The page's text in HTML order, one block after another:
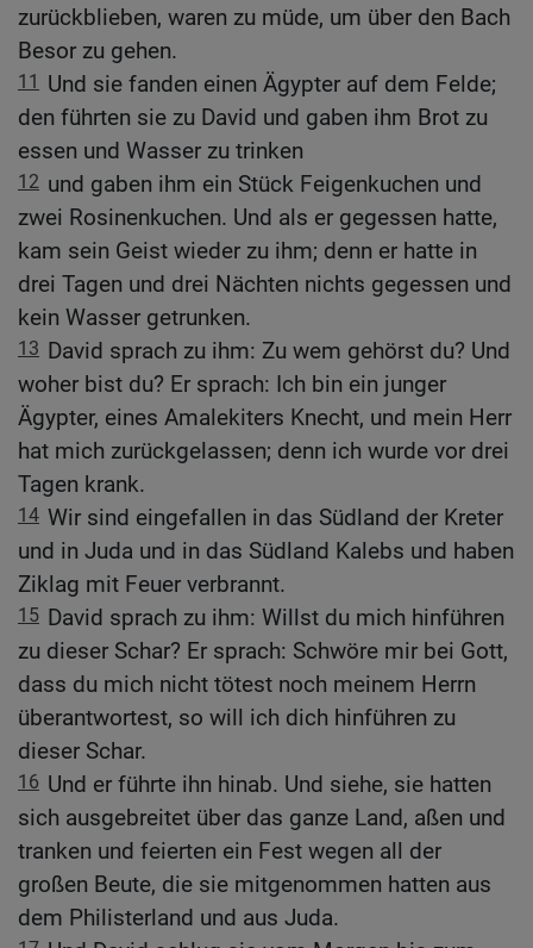
zurückblieben, waren zu müde, um über den Bach
Besor zu gehen.
11
Und sie fanden einen Ägypter auf dem Felde;
den führten sie zu David und gaben ihm Brot zu
essen und Wasser zu trinken
12 und gaben ihm ein Stück Feigenkuchen und
zwei Rosinenkuchen. Und als er gegessen hatte,
kam sein Geist wieder zu ihm; denn er hatte in
drei Tagen und drei Nächten nichts gegessen und
kein Wasser getrunken.
13 David sprach zu ihm: Zu wem gehörst du? Und
woher bist du? Er sprach: Ich bin ein junger
Ägypter, eines Amalekiters Knecht, und mein Herr
hat mich zurückgelassen; denn ich wurde vor drei
Tagen krank.
14 Wir sind eingefallen in das Südland der Kreter
und in Juda und in das Südland Kalebs und haben
Ziklag mit Feuer verbrannt.
15 David sprach zu ihm: Willst du mich hinführen
zu dieser Schar? Er sprach: Schwöre mir bei Gott,
dass du mich nicht tötest noch meinem Herrn
überantwortest, so will ich dich hinführen zu
dieser Schar.
16 Und er führte ihn hinab. Und siehe, sie hatten
sich ausgebreitet über das ganze Land, aßen und
tranken und feierten ein Fest wegen all der
großen Beute, die sie mitgenommen hatten aus
dem Philisterland und aus Juda.